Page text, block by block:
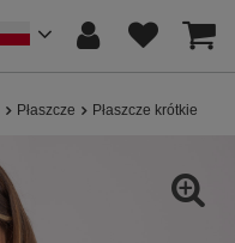
Płaszcze Płaszcze krótkie